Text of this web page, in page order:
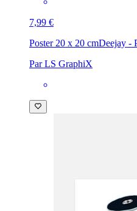
7,99 €
Poster 20 x 20 cmDeejay -
Par LS GraphiX